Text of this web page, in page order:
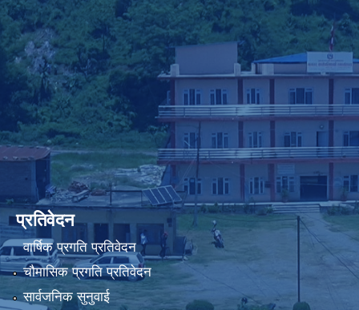
प्रतिवेदन
वार्षिक प्रगति प्रतिवेदन
चौमासिक प्रगति प्रतिवेदन
सार्वजनिक सुनुवाई